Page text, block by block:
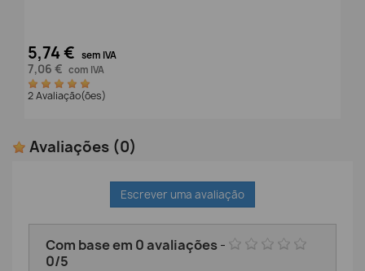
5,74 € sem IVA
7,06 € com IVA
2 Avaliação(ões)
Avaliações (0)
Escrever uma avaliação
Com base em 0avaliações-
0/5